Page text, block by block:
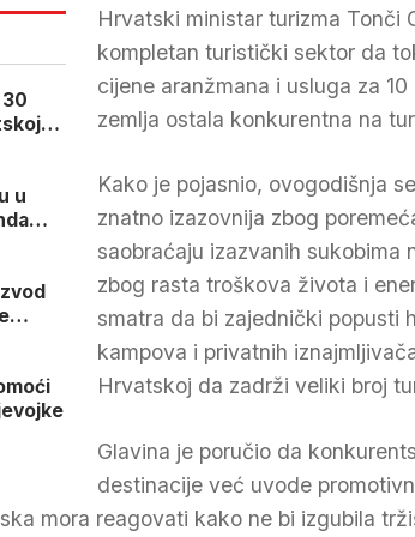
u
Hrvatski ministar turizma Tonči
kompletan turistički sektor da
cijene aranžmana i usluga za
zemlja ostala konkurentna na
Kako je pojasnio, ovogodišnja
znatno izazovnija zbog
saobraćaju izazvanih sukobima
zbog rasta troškova života i
smatra da bi zajednički popusti
kampova i privatnih
Hrvatskoj da zadrži veliki broj
Glavina je poručio da
destinacije već uvode
mora reagovati kako ne bi izgubila